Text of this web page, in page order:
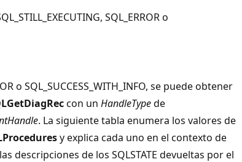
SQL_ERROR o
o SQL_SUCCESS_WITH_INFO, se puede obtener
con un HandleTypede
. La siguiente tabla enumera los valores de
y explica cada uno en el contexto de
descripciones de los SQLSTATE devueltas por el